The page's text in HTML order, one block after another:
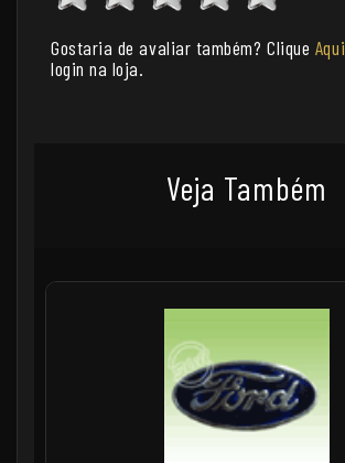
Gostaria de avaliar também? Clique Aqui
login na loja.
Veja Também